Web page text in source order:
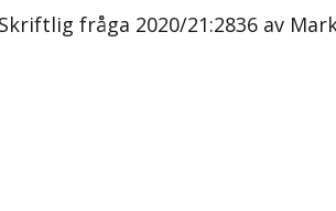
fråga 2020/21:2836 av